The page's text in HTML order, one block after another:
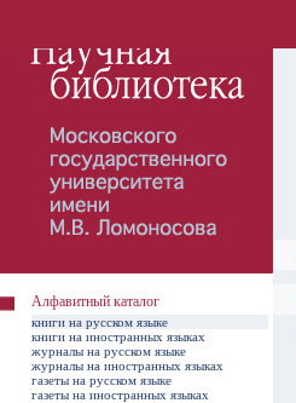
Алфавитный каталог
книги на русском языке
книги на иностранных языках
журналы на русском языке
журналы на иностранных языках
газеты на русском языке
газеты на иностранных языках